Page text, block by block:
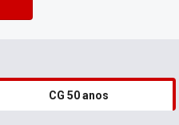
CG 50 anos